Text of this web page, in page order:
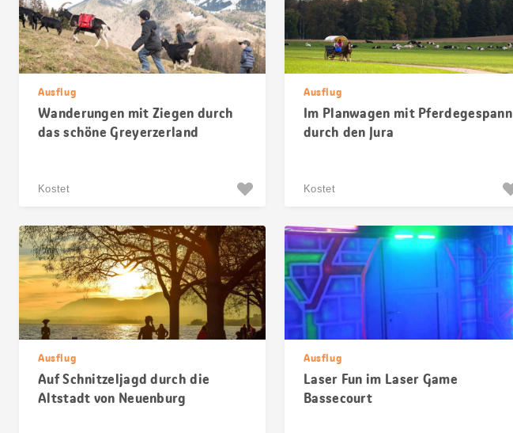
Ausflug
Wanderungen mit Ziegen durch
das schöne Greyerzerland
Kostet
Ausflug
Im Planwagen mit Pferdegespann
durch den Jura
Kostet
Ausflug
Auf Schnitzeljagd durch die
Altstadt von Neuenburg
Ausflug
Laser Fun im Laser Game
Bassecourt